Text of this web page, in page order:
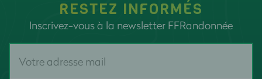
RESTEZ INFORMÉS
Inscrivez-vous à la newsletter FFRandonnée